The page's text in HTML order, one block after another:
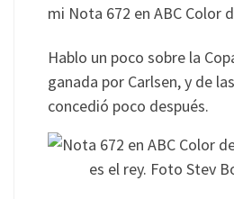
mi Nota 672 en ABC Color
Hablo un poco sobre la
ganada por Carlsen, y de
concedió poco después.